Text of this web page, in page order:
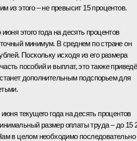
из этого – не превысит 15 процентов.
этого года на десять процентов
минимум. В среднем по стране он
Поскольку исходя из его размера
пособий и выплат, это также
дополнительным подспорьем для
текущего года на десять процентов
размер оплаты труда – до 15
в целом необходимо последовательно